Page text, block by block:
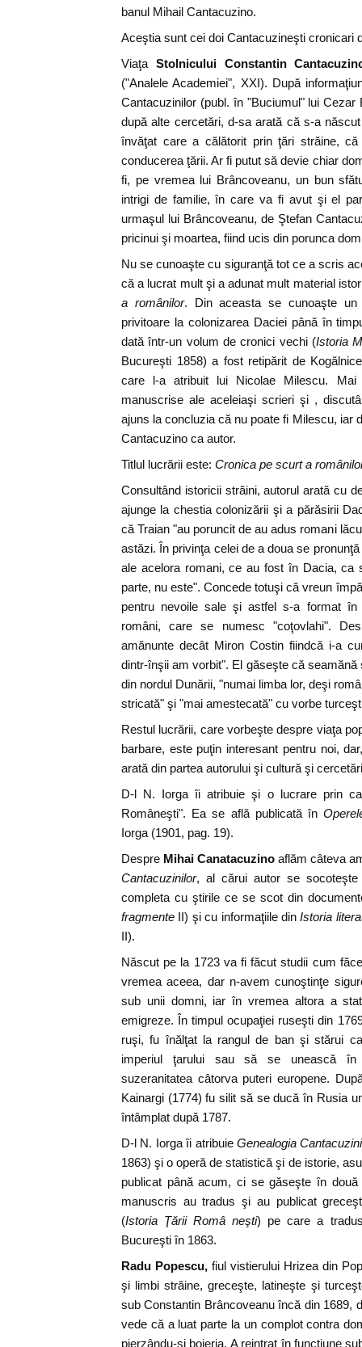
banul Mihail Cantacuzino.
Aceştia sunt cei doi Cantacuzineşti cronicari
Viaţa Stolnicului Constantin
("Analele Academiei", XXI). După
Cantacuzinilor (publ. în "Buciumul" lui
după alte cercetări, d-sa arată că s-a
învăţat care a călătorit prin ţări străine,
conducerea ţării. Ar fi putut să devie chiar
fi, pe vremea lui Brâncoveanu, un bun
intrigi de familie, în care va fi avut şi el
urmaşul lui Brâncoveanu, de Ştefan
pricinui şi moartea, fiind ucis din porunca
Nu se cunoaşte cu siguranţă tot ce a scris
că a lucrat mult şi a adunat mult material
a românilor. Din aceasta se cunoaşte un
privitoare la colonizarea Daciei până în
dată într-un volum de cronici vechi (Istoria
Bucureşti 1858) a fost retipărit de
care l-a atribuit lui Nicolae Milescu.
manuscrise ale aceleiaşi scrieri şi ,
ajuns la concluzia că nu poate fi Milescu, iar
Cantacuzino ca autor.
Titlul lucrării este: Cronica pe scurt a
Consultând istoricii străini, autorul arată cu
ajunge la chestia colonizării şi a părăsirii
că Traian "au poruncit de au adus romani
astăzi. În privinţa celei de a doua se
ale acelora romani, ce au fost în Dacia, ca
parte, nu este". Concede totuşi că vreun
pentru nevoile sale şi astfel s-a format în
români, care se numesc "coţovlahi".
amănunte decât Miron Costin fiindcă i-a
dintr-înşii am vorbit". El găseşte că
din nordul Dunării, "numai limba lor, deşi
stricată" şi "mai amestecată" cu vorbe
Restul lucrării, care vorbeşte despre viaţa
barbare, este puţin interesant pentru noi,
arată din partea autorului şi cultură şi
D-l N. Iorga îi atribuie şi o lucrare prin
Româneşti". Ea se află publicată în
Iorga (1901, pag. 19).
Despre Mihai Canatacuzino aflăm câteva
Cantacuzinilor, al cărui autor se
completa cu ştirile ce se scot din
fragmente II) şi cu informaţiile dinIstoria
II).
Născut pe la 1723 va fi făcut studii cum
vremea aceea, dar n-avem cunoştinţe
sub unii domni, iar în vremea altora a
emigreze. În timpul ocupaţiei ruseşti din
ruşi, fu înălţat la rangul de ban şi stărui
imperiul ţarului sau să se unească în
suzeranitatea câtorva puteri europene.
Kainargi (1774) fu silit să se ducă în Rusia
întâmplat după 1787.
D-l N. Iorga îi atribuie Genealogia
1863) şi o operă de statistică şi de istorie,
publicat până acum, ci se găseşte în
manuscris au tradus şi au publicat
(Istoria Ţării Româ neşti) pe care a
Bucureşti în 1863.
Radu Popescu,fiul vistierului Hrizea din
şi limbi străine, greceşte, latineşte şi
sub Constantin Brâncoveanu încă din 1689,
vede că a luat parte la un complot contra
pierzându-şi boieria. A reintrat în funcţiune